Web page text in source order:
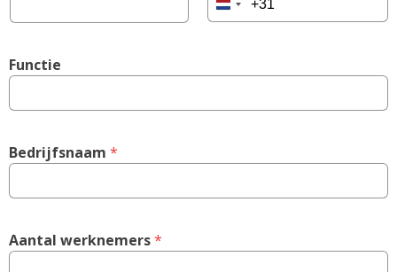
Netherlands
Functie
Bedrijfsnaam *
Aantal werknemers *